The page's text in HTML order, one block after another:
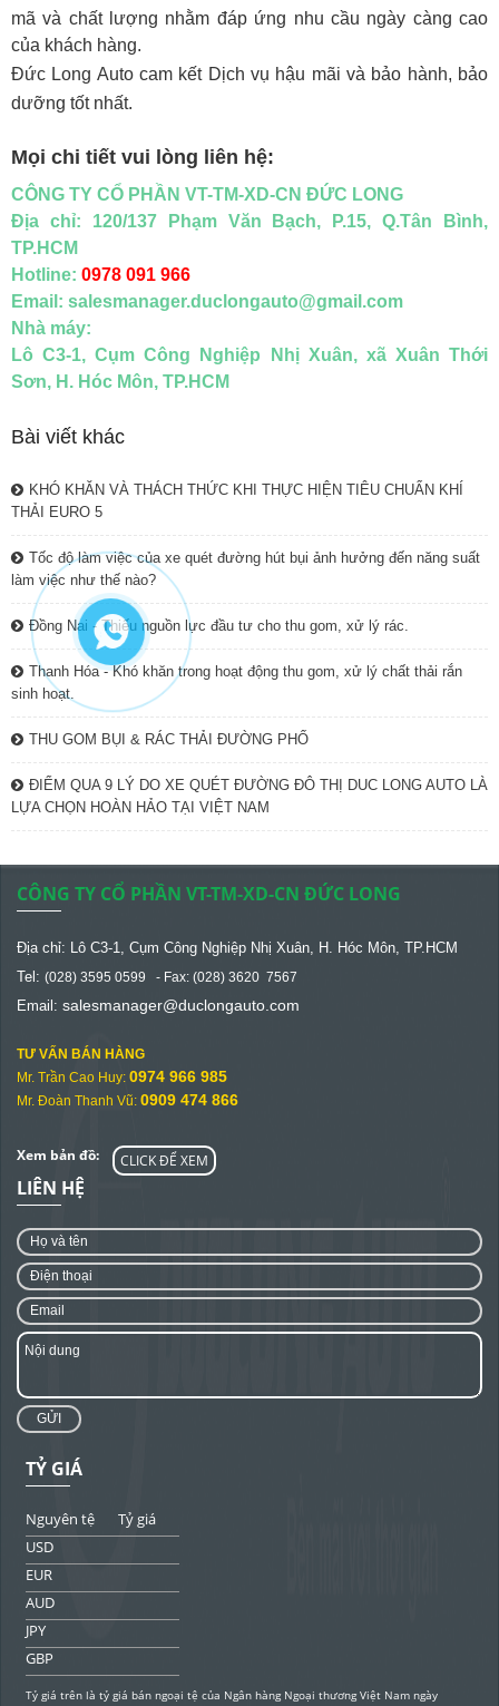
mã và chất lượng nhằm đáp ứng nhu cầu ngày càng cao
của khách hàng.
Đức Long Auto cam kết Dịch vụ hậu mãi và bảo hành, bảo
dưỡng tốt nhất.
Mọi chi tiết vui lòng liên hệ:
CÔNG TY CỔ PHẦN VT-TM-XD-CN ĐỨC LONG
Địa chỉ: 120/137 Phạm Văn Bạch, P.15, Q.Tân Bình,
TP.HCM
Hotline: 0978 091 966
Email: salesmanager.duclongauto@gmail.com
Nhà máy:
Lô C3-1, Cụm Công Nghiệp Nhị Xuân, xã Xuân Thới
Sơn, H. Hóc Môn, TP.HCM
Bài viết khác
KHÓ KHĂN VÀ THÁCH THỨC KHI THỰC HIỆN TIÊU CHUẨN KHÍ
THẢI EURO 5
Tốc độ làm việc của xe quét đường hút bụi ảnh hưởng đến năng suất
làm việc như thế nào?
Đồng Nai - Thiếu nguồn lực đầu tư cho thu gom, xử lý rác.
Thanh Hóa - Khó khăn trong hoạt động thu gom, xử lý chất thải rắn
sinh hoạt.
THU GOM BỤI & RÁC THẢI ĐƯỜNG PHỐ
ĐIỂM QUA 9 LÝ DO XE QUÉT ĐƯỜNG ĐÔ THỊ DUC LONG AUTO LÀ
LỰA CHỌN HOÀN HẢO TẠI VIỆT NAM
CÔNG TY CỔ PHẦN VT-TM-XD-CN ĐỨC LONG
Địa chỉ: Lô C3-1, Cụm Công Nghiệp Nhị Xuân, H. Hóc Môn, TP.HCM
Tel: (028) 3595 0599 - Fax: (028) 3620 7567
Email: salesmanager@duclongauto.com
TƯ VẤN BÁN HÀNG
Mr. Trần Cao Huy: 0974 966 985
Mr. Đoàn Thanh Vũ: 0909 474 866
Xem bản đồ: CLICK ĐỂ XEM
LIÊN HỆ
GỬI
TỶ GIÁ
Nguyên tệ
Tỷ giá
USD
EUR
AUD
JPY
GBP
Tỷ giá trên là tỷ giá bán ngoại tệ của Ngân hàng Ngoại thương Việt Nam ngày